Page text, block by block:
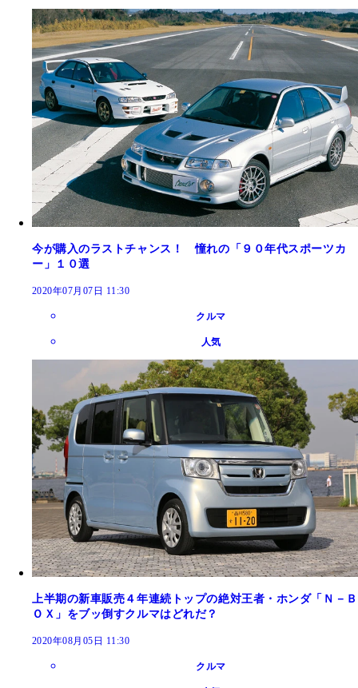
今が購入のラストチャンス！ 憧れの「９０年代スポーツカ
ー」１０選
2020年07月07日 11:30
クルマ
人気
上半期の新車販売４年連続トップの絶対王者・ホンダ「Ｎ－Ｂ
ＯＸ」をブッ倒すクルマはどれだ？
2020年08月05日 11:30
クルマ